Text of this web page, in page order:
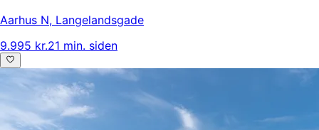
Aarhus N, Langelandsgade
9.995 kr.21 min. siden